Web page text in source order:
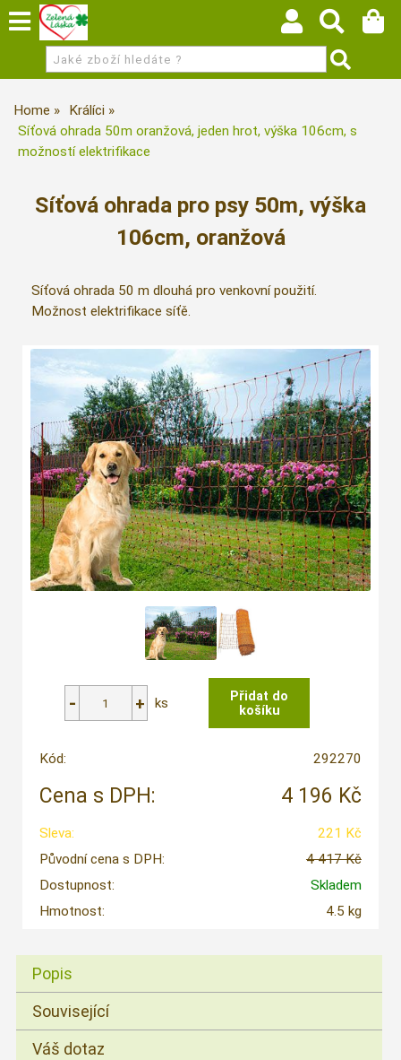
Home
Králíci
Síťová ohrada 50m oranžová, jeden hrot, výška 106cm, s
možností elektrifikace
Síťová ohrada pro psy 50m, výška
106cm, oranžová
Síťová ohrada 50 m dlouhá pro venkovní použití.
Možnost elektrifikace síťě.
ks
Kód: 292270
Cena s DPH: 4 196 Kč
Sleva:
221 Kč
Původní cena s DPH:
4 417 Kč
Dostupnost:
Skladem
Hmotnost:
4.5 kg
Popis
Související
Váš dotaz